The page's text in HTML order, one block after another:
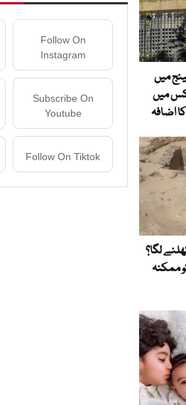
میں
100 انڈیکس میں
لگا؟
ممکنہ
Follow On
Instagram
Subscribe On
Youtube
Follow On Tiktok